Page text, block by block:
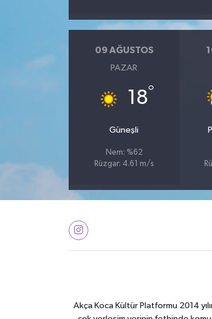
09 AĞUSTOS
PAZAR
18°
Güneşli
Nem: %62
Rüzgar: 4.61 m/s
Akça Koca Kültür Platformu 2014